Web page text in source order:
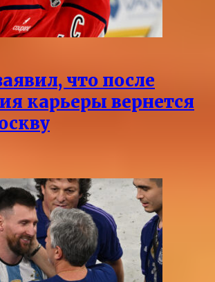
что после
карьеры вернется